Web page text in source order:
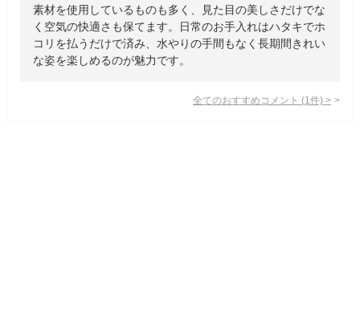
素材を使用しているものも多く、見た目の美しさだけでな
く空気の快適さも保てます。日常のお手入れはハタキでホ
コリを払うだけで済み、水やりの手間もなく長期間きれい
な姿を楽しめるのが魅力です。
全てのおすすめコメント (1 件) >